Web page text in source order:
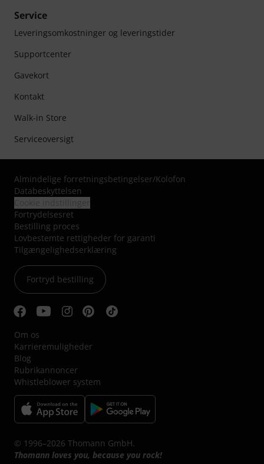
Service
Leveringsomkostninger og leveringstider
Supportcenter
Gavekort
Kontakt
Walk-in Store
Serviceoversigt
Almindelige forretningsbetingelser/Kolofon
Databeskyttelsen
Fortrydelsesret
Bestilling proces
Lovbestemte rettigheder for garanti
Tilgængelighedserklæring
Fortryd bestilling
Om os
Karrieremuligheder
Blog
Rubrikannoncer
Whistleblower system
© 1996–2026 Thomann GmbH.
Thomann loves you, because you rock!